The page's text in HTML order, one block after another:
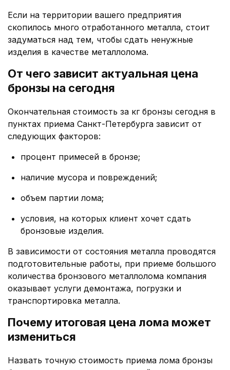
Если на территории вашего предприятия
скопилось много отработанного металла, стоит
задуматься над тем, чтобы сдать ненужные
изделия в качестве металлолома.
От чего зависит актуальная цена
бронзы на сегодня
Окончательная стоимость за кг бронзы сегодня в
пунктах приема Санкт-Петербурга зависит от
следующих факторов:
процент примесей в бронзе;
наличие мусора и повреждений;
объем партии лома;
условия, на которых клиент хочет сдать
бронзовые изделия.
В зависимости от состояния металла проводятся
подготовительные работы, при приеме большого
количества бронзового металлолома компания
оказывает услуги демонтажа, погрузки и
транспортировка металла.
Почему итоговая цена лома может
измениться
Назвать точную стоимость приема лома бронзы